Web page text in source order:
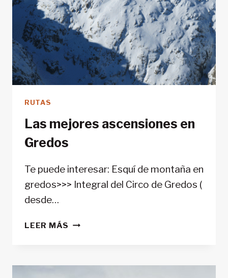
RUTAS
Las mejores ascensiones en
Gredos
Te puede interesar: Esquí de montaña en
gredos>>> Integral del Circo de Gredos (
desde…
LEER MÁS LAS